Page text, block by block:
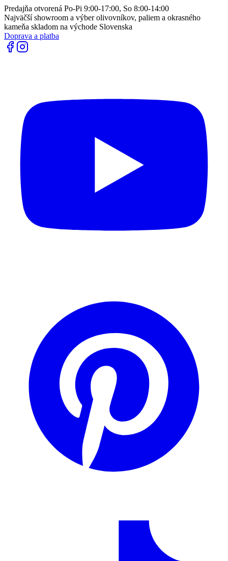
Predajňa otvorená Po-Pi 9:00-17:00, So 8:00-14:00
Najväčší showroom a výber olivovníkov, paliem a okrasného
kameňa skladom na východe Slovenska
Doprava a platba